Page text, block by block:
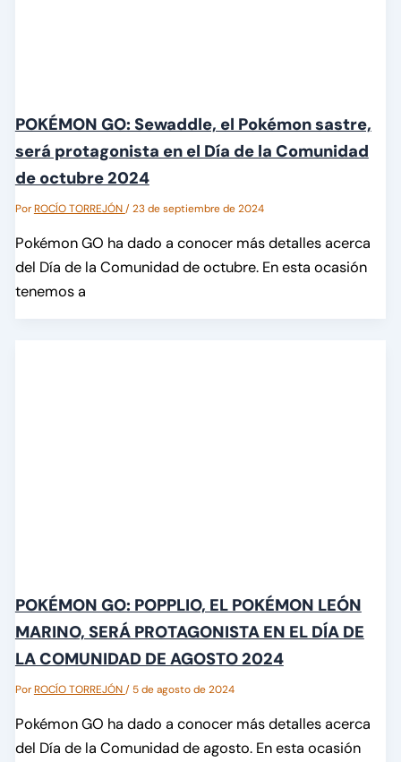
POKÉMON GO: Sewaddle, el Pokémon sastre,
será protagonista en el Día de la Comunidad
de octubre 2024
PorROCÍO TORREJÓN/23 de septiembre de 2024
Pokémon GO ha dado a conocer más detalles acerca
del Día de la Comunidad de octubre. En esta ocasión
tenemos a
POKÉMON GO: POPPLIO, EL POKÉMON LEÓN
MARINO, SERÁ PROTAGONISTA EN EL DÍA DE
LA COMUNIDAD DE AGOSTO 2024
PorROCÍO TORREJÓN/ 5 de agosto de 2024
Pokémon GO ha dado a conocer más detalles acerca
del Día de la Comunidad de agosto. En esta ocasión